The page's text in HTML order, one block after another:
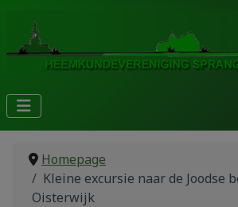
Homepage
Kleine excursie naar de Joodse
Oisterwijk